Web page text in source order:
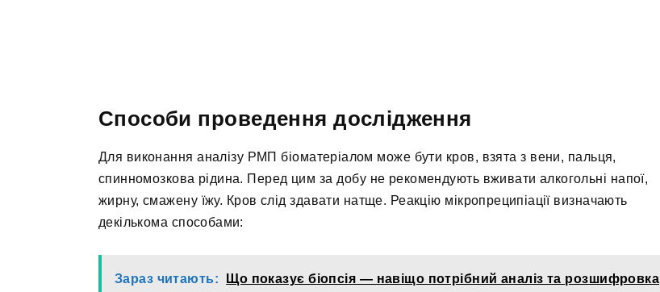
Способи проведення дослідження
Для виконання аналізу РМП біоматеріалом може бути кров, взята з вени, пальця,
спинномозкова рідина. Перед цим за добу не рекомендують вживати алкогольні напої,
жирну, смажену їжу. Кров слід здавати натще. Реакцію мікропреципіації визначають
декількома способами:
Зараз читають:
Що показує біопсія — навіщо потрібний аналіз та розшифровка